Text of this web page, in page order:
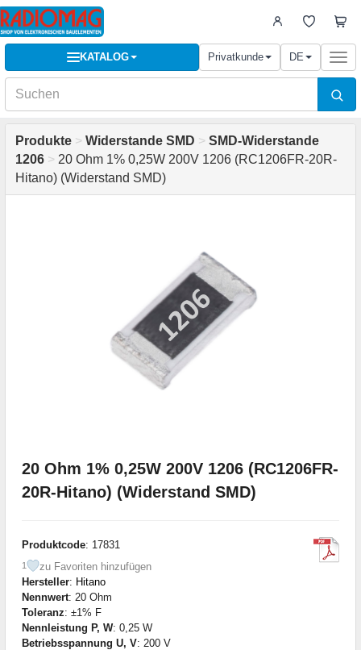
KATALOG Privatkunde DE
Produkte > Widerstande SMD > SMD-Widerstande
1206 > 20 Ohm 1% 0,25W 200V 1206 (RC1206FR-20R-
Hitano) (Widerstand SMD)
20 Ohm 1% 0,25W 200V 1206 (RC1206FR-
20R-Hitano) (Widerstand SMD)
Produktcode: 17831
1
zu Favoriten hinzufügen
Hersteller: Hitano
Nennwert: 20 Ohm
Toleranz: ±1% F
Nennleistung P, W: 0,25 W
Betriebsspannung U, V: 200 V